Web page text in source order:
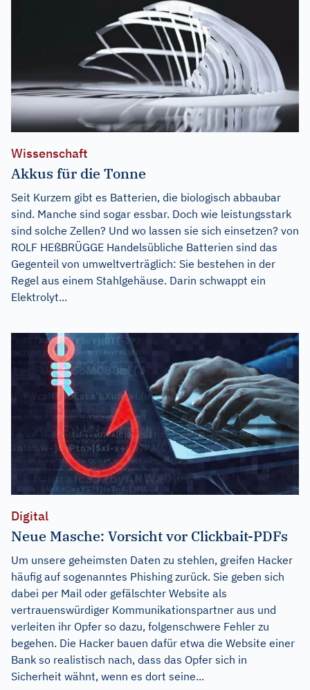
Wissenschaft
Akkus für die Tonne
Seit Kurzem gibt es Batterien, die biologisch abbaubar
sind. Manche sind sogar essbar. Doch wie leistungsstark
sind solche Zellen? Und wo lassen sie sich einsetzen? von
ROLF HEßBRÜGGE Handelsübliche Batterien sind das
Gegenteil von umweltverträglich: Sie bestehen in der
Regel aus einem Stahlgehäuse. Darin schwappt ein
Elektrolyt...
Digital
Neue Masche: Vorsicht vor Clickbait-PDFs
Um unsere geheimsten Daten zu stehlen, greifen Hacker
häufig auf sogenanntes Phishing zurück. Sie geben sich
dabei per Mail oder gefälschter Website als
vertrauenswürdiger Kommunikationspartner aus und
verleiten ihr Opfer so dazu, folgenschwere Fehler zu
begehen. Die Hacker bauen dafür etwa die Website einer
Bank so realistisch nach, dass das Opfer sich in
Sicherheit wähnt, wenn es dort seine...